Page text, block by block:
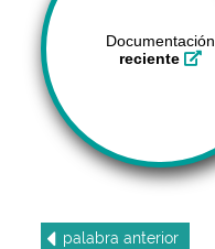
Documentación
reciente
palabra anterior